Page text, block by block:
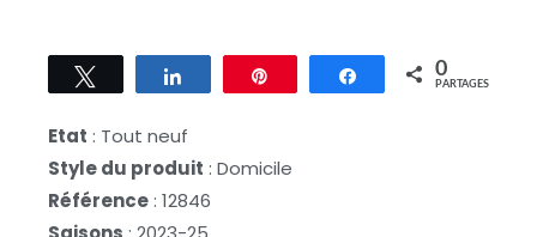
Tweetez Partagez Partagez 0
PARTAGES
Etat : Tout neuf
Style du produit : Domicile
Référence: 12846